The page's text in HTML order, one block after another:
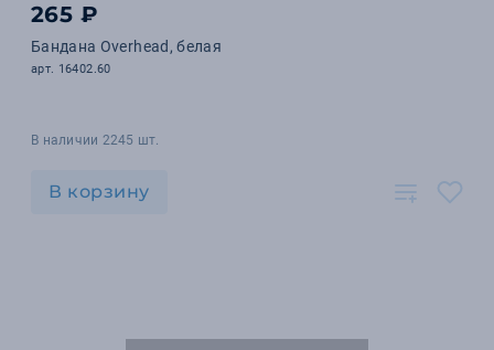
265 ₽
Бандана Overhead, белая
арт. 16402.60
В наличии 2245 шт.
В корзину